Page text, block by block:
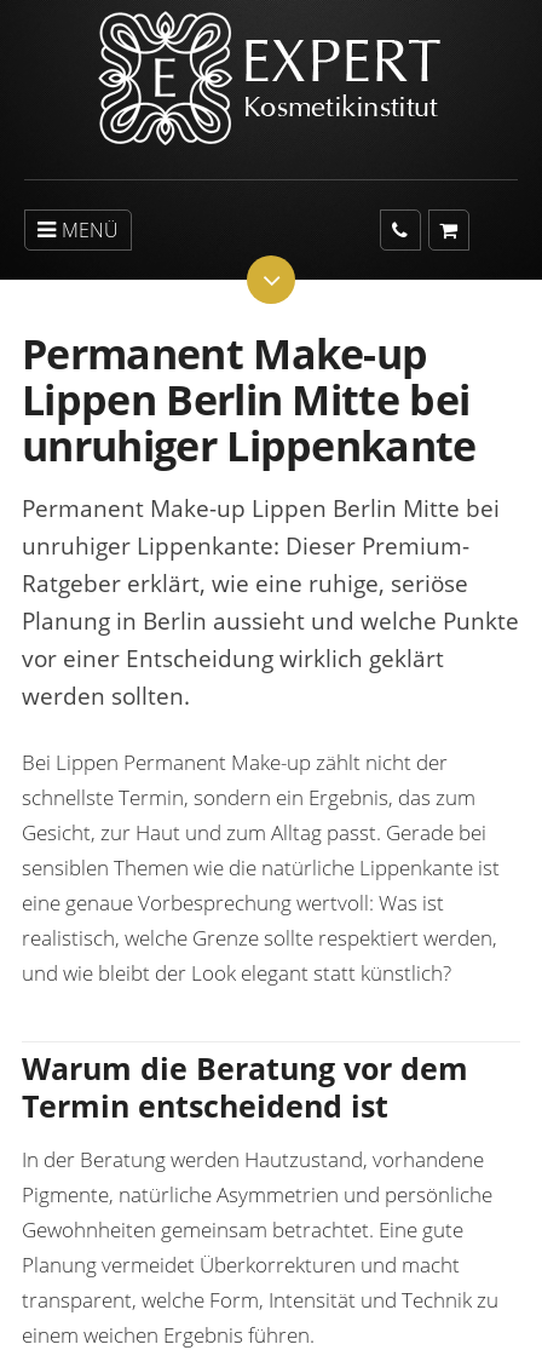
MENÜ
Permanent Make-up
Lippen Berlin Mitte bei
unruhiger Lippenkante
Permanent Make-up Lippen Berlin Mitte bei
unruhiger Lippenkante: Dieser Premium-
Ratgeber erklärt, wie eine ruhige, seriöse
Planung in Berlin aussieht und welche Punkte
vor einer Entscheidung wirklich geklärt
werden sollten.
Bei Lippen Permanent Make-up zählt nicht der
schnellste Termin, sondern ein Ergebnis, das zum
Gesicht, zur Haut und zum Alltag passt. Gerade bei
sensiblen Themen wie die natürliche Lippenkante ist
eine genaue Vorbesprechung wertvoll: Was ist
realistisch, welche Grenze sollte respektiert werden,
und wie bleibt der Look elegant statt künstlich?
Warum die Beratung vor dem
Termin entscheidend ist
In der Beratung werden Hautzustand, vorhandene
Pigmente, natürliche Asymmetrien und persönliche
Gewohnheiten gemeinsam betrachtet. Eine gute
Planung vermeidet Überkorrekturen und macht
transparent, welche Form, Intensität und Technik zu
einem weichen Ergebnis führen.